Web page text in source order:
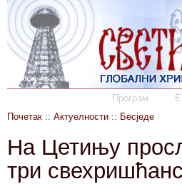
Програм
Почетак :: Актуелности :: Бесједе
На Цетињу
три